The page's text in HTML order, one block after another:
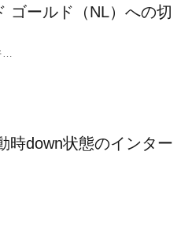
ゴールド（NL）への切
…
時down状態のインター